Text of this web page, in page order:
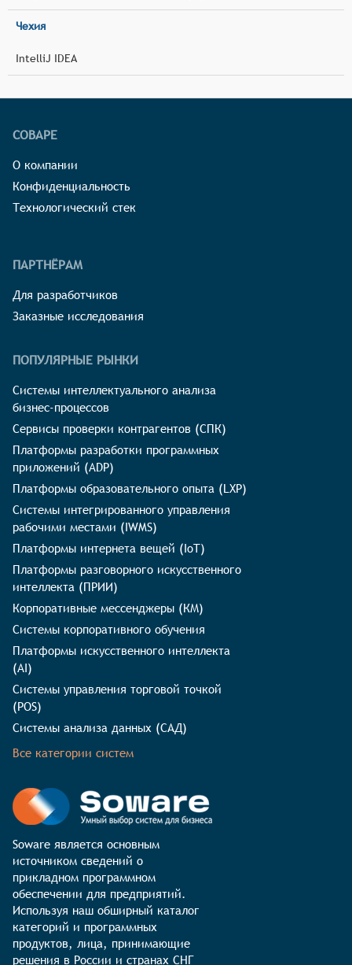
Чехия
IntelliJ IDEA
СОВАРЕ
О компании
Конфиденциальность
Технологический стек
ПАРТНЁРАМ
Для разработчиков
Заказные исследования
ПОПУЛЯРНЫЕ РЫНКИ
Системы интеллектуального анализа
бизнес-процессов
Сервисы проверки контрагентов (СПК)
Платформы разработки программных
приложений (ADP)
Платформы образовательного опыта (LXP)
Системы интегрированного управления
рабочими местами (IWMS)
Платформы интернета вещей (IoT)
Платформы разговорного искусственного
интеллекта (ПРИИ)
Корпоративные мессенджеры (КМ)
Системы корпоративного обучения
Платформы искусственного интеллекта
(AI)
Системы управления торговой точкой
(POS)
Системы анализа данных (САД)
Все категории систем
Soware является основным
источником сведений о
прикладном программном
обеспечении для предприятий.
Используя наш обширный каталог
категорий и программных
продуктов, лица, принимающие
решения в России и странах СНГ